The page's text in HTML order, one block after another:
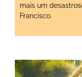
mais um
Francisco.